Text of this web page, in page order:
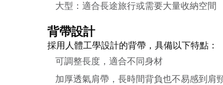
大型：適合長途旅行或需要大量收納空間
背帶設計
採用人體工學設計的背帶，具備以下特點：
可調整長度，適合不同身材
加厚透氣肩帶，長時間背負也不易感到肩